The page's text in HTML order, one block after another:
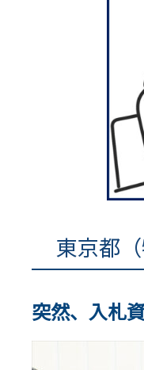
東京都
突然、入札